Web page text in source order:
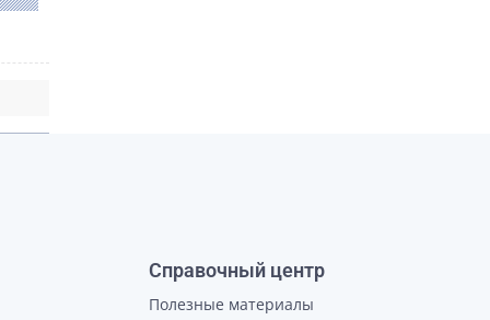
Справочный центр
Полезные материалы